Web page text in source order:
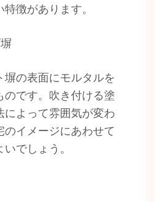
徴があります。
塀の表面にモルタルを
のです。吹き付ける塗
によって雰囲気が変わ
のイメージにあわせて
でしょう。